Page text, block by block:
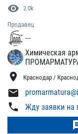
visibility 2.0k
Продавец
---
Химическая
location_on Краснодар /
mail
phone Жду заявки на